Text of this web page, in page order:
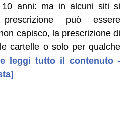
anni: ma in alcuni siti si
può essere
capisco, la prescrizione di
cartelle o solo per qualche
leggi tutto il contenuto -